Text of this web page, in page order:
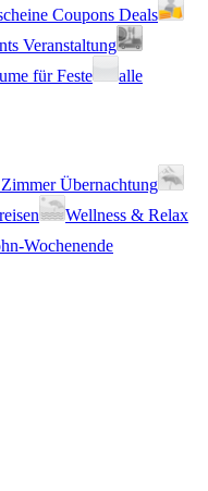
Coupons Deals
Veranstaltung
für Feste
alle
Übernachtung
Wellness & Relax
Wochenende